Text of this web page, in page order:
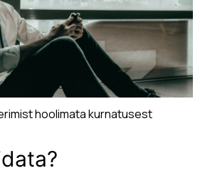
hoolimata kurnatusest